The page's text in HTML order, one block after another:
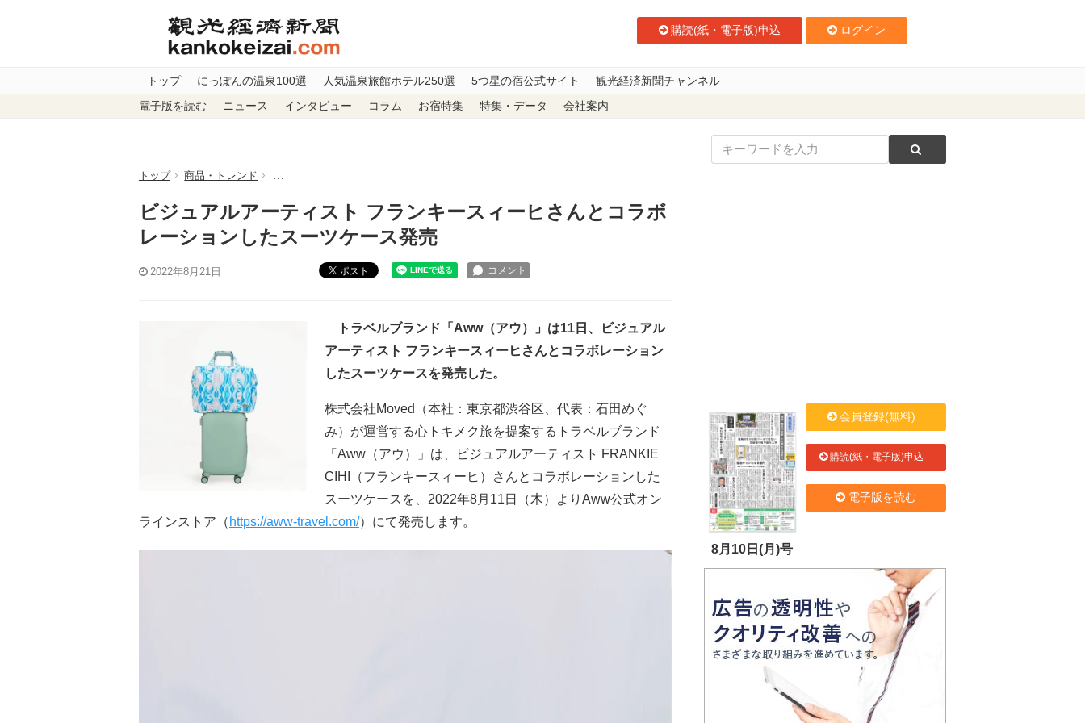
購読(紙・電子版)申込 ログイン
トップ にっぽんの温泉100選 人気温泉旅館ホテル250選 5つ星の宿公式サイト 観光経済新聞チャンネル
電子版を読む ニュース インタビュー コラム お宿特集 特集・データ 会社案内
トップ 商品・トレンド ビジュアルアーティスト フランキースィーヒさんとコラボレーションしたスーツケース発売
ビジュアルアーティスト フランキースィーヒさんとコラボ
レーションしたスーツケース発売
2022年8月21日 ポスト
トラベルブランド「Aww（アウ）」は11日、ビジュアル
アーティスト フランキースィーヒさんとコラボレーション
したスーツケースを発売した。
株式会社Moved（本社：東京都渋谷区、代表：石田めぐ
み）が運営する心トキメク旅を提案するトラベルブランド
「Aww（アウ）」は、ビジュアルアーティスト FRANKIE
CIHI（フランキースィーヒ）さんとコラボレーションした
スーツケースを、2022年8月11日（木）よりAww公式オン
ラインストア（ https://aww-travel.com/）にて発売します。
8月10日(月)号
会員登録(無料)
購読(紙・電子版)申込
電子版を読む